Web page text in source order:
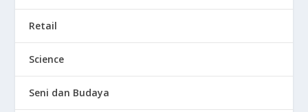
Retail
Science
Seni dan Budaya